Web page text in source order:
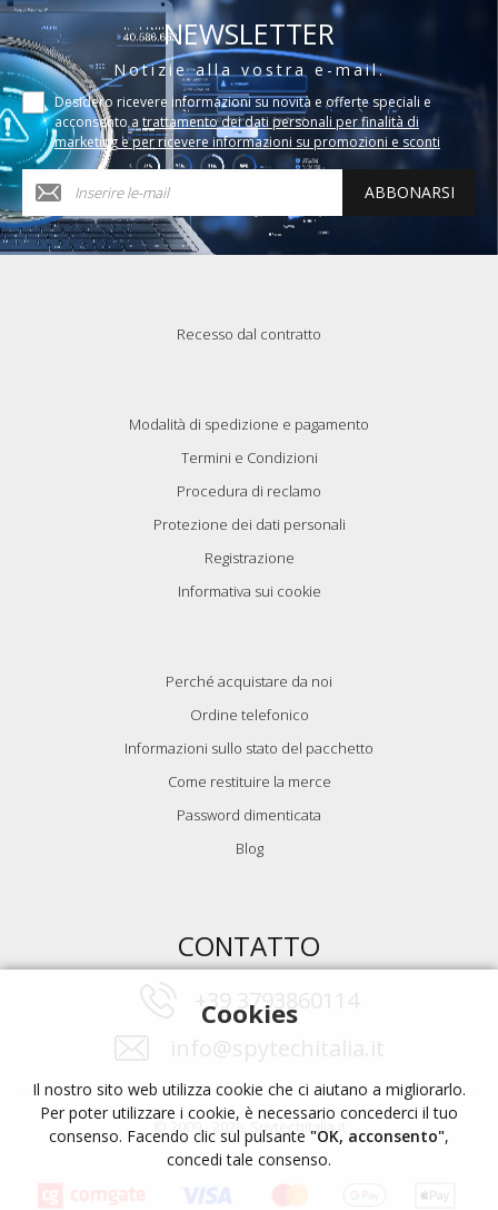
NEWSLETTER
Notizie alla vostra e-mail.
Desidero ricevere informazioni su novità e offerte speciali e
acconsento a trattamento dei dati personali per finalità di
marketing e per ricevere informazioni su promozioni e sconti
ABBONARSI
Recesso dal contratto
Modalità di spedizione e pagamento
Termini e Condizioni
Procedura di reclamo
Protezione dei dati personali
Registrazione
Informativa sui cookie
Perché acquistare da noi
Ordine telefonico
Informazioni sullo stato del pacchetto
Come restituire la merce
Password dimenticata
Blog
CONTATTO
+39 3793860114
© 2009 - 2026, Spytechitalia.it
Cookies
Il nostro sito web utilizza cookie che ci aiutano a migliorarlo.
Per poter utilizzare i cookie, è necessario concederci il tuo
consenso. Facendo clic sul pulsante "OK, acconsento",
concedi tale consenso.